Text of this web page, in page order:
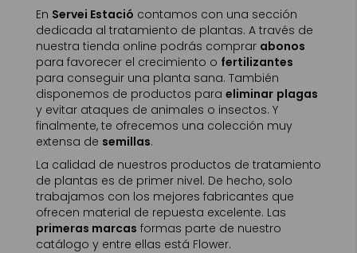
En Servei Estació contamos con una sección
dedicada al tratamiento de plantas. A través de
nuestra tienda online podrás comprar abonos
para favorecer el crecimiento o fertilizantes
para conseguir una planta sana. También
disponemos de productos para eliminar plagas
y evitar ataques de animales o insectos. Y
finalmente, te ofrecemos una colección muy
extensa de semillas.
La calidad de nuestros productos de tratamiento
de plantas es de primer nivel. De hecho, solo
trabajamos con los mejores fabricantes que
ofrecen material de repuesta excelente. Las
primeras marcas formas parte de nuestro
catálogo y entre ellas está Flower.